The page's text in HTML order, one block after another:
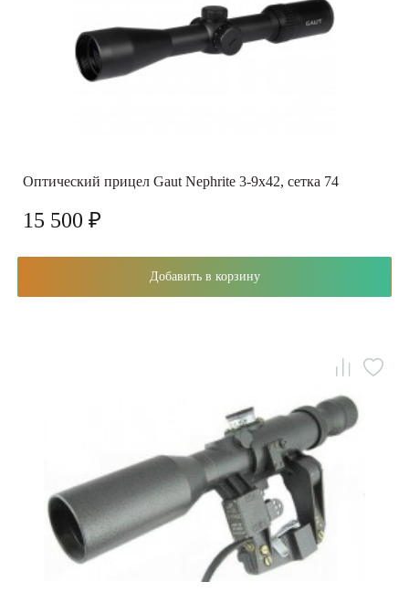
Оптический прицел Gaut Nephrite 3-9x42, сетка 74
15 500 ₽
Добавить в корзину